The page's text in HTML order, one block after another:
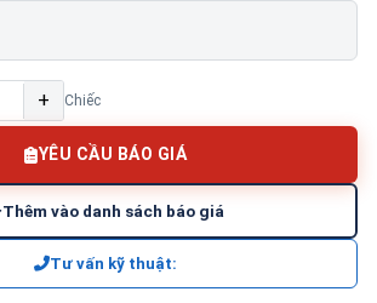
+ Chiếc
YÊU CẦU BÁO GIÁ
Thêm vào danh sách báo giá
Tư vấn kỹ thuật: